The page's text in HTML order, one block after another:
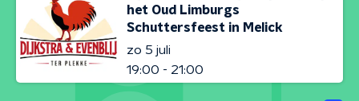
het Oud Limburgs
Schuttersfeest in Melick
zo 5 juli
19:00 - 21:00